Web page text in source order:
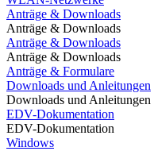
Anträge & Downloads
Anträge & Downloads
Anträge & Downloads
Anträge & Downloads
Anträge & Formulare
Downloads und Anleitungen
Downloads und Anleitungen
EDV-Dokumentation
EDV-Dokumentation
Windows